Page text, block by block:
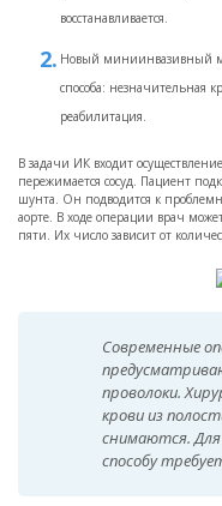
восстанавливается.
Новый миниинвазивный
способа: незначительная
реабилитация.
В задачи ИК входит
пережимается сосуд. Пациент
шунта. Он подводится к
аорте. В ходе операции врач
пяти. Их число зависит от
Современные
проволоки.
крови из
снимаются. Для
способу